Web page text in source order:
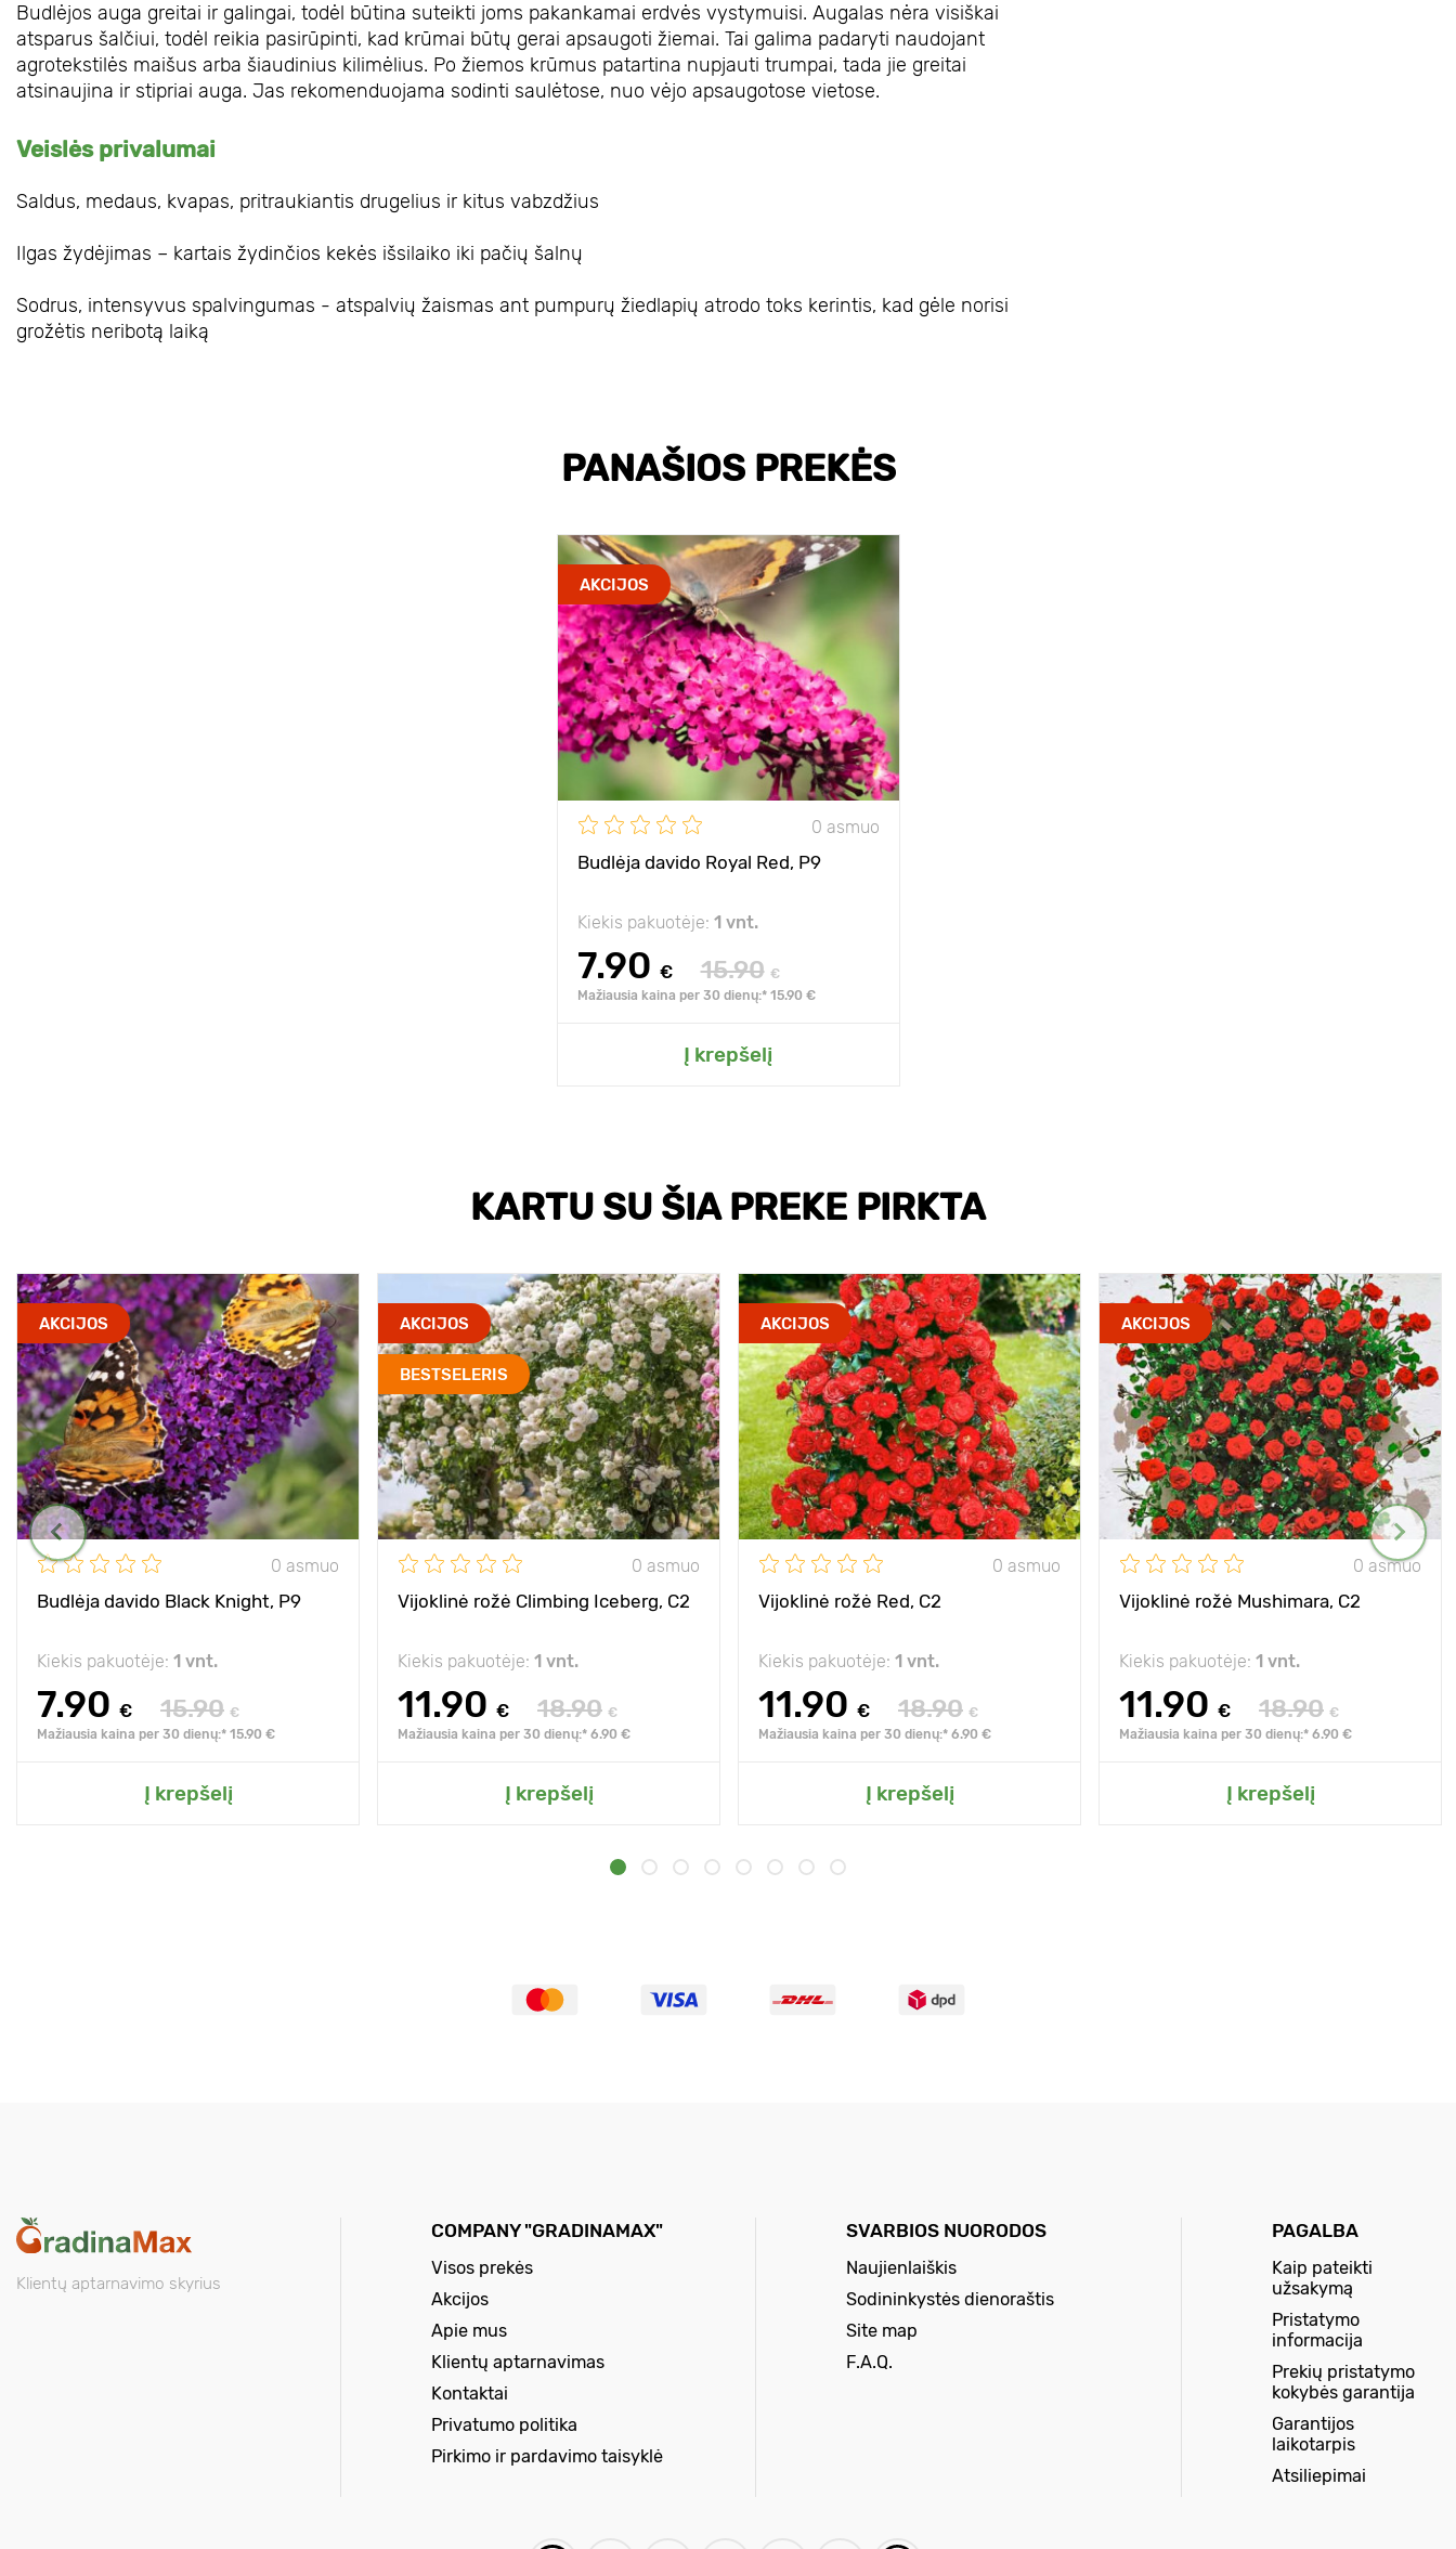
Budlėjos auga greitai ir galingai, todėl būtina suteikti joms pakankamai erdvės vystymuisi. Augalas nėra visiškai
atsparus šalčiui, todėl reikia pasirūpinti, kad krūmai būtų gerai apsaugoti žiemai. Tai galima padaryti naudojant
agrotekstilės maišus arba šiaudinius kilimėlius. Po žiemos krūmus patartina nupjauti trumpai, tada jie greitai
atsinaujina ir stipriai auga. Jas rekomenduojama sodinti saulėtose, nuo vėjo apsaugotose vietose.
Veislės privalumai
Saldus, medaus, kvapas, pritraukiantis drugelius ir kitus vabzdžius
Ilgas žydėjimas – kartais žydinčios kekės išsilaiko iki pačių šalnų
Sodrus, intensyvus spalvingumas - atspalvių žaismas ant pumpurų žiedlapių atrodo toks kerintis, kad gėle norisi
grožėtis neribotą laiką
PANAŠIOS PREKĖS
AKCIJOS
0 asmuo
Budlėja davido Royal Red, P9
Kiekis pakuotėje: 1 vnt.
7.90 € 15.90 €
Mažiausia kaina per 30 dienų:* 15.90 €
Į krepšelį
KARTU SU ŠIA PREKE PIRKTA
AKCIJOS
0 asmuo
Budlėja davido Black Knight, P9
Kiekis pakuotėje: 1 vnt.
7.90 € 15.90 €
Mažiausia kaina per 30 dienų:* 15.90 €
Į krepšelį
AKCIJOS
BESTSELERIS
0 asmuo
Vijoklinė rožė Climbing Iceberg, C2
Kiekis pakuotėje: 1 vnt.
11.90 € 18.90 €
Mažiausia kaina per 30 dienų:* 6.90 €
Į krepšelį
AKCIJOS
0 asmuo
Vijoklinė rožė Red, C2
Kiekis pakuotėje: 1 vnt.
11.90 € 18.90 €
Mažiausia kaina per 30 dienų:* 6.90 €
Į krepšelį
AKCIJOS
0 asmuo
Vijoklinė rožė Mushimara, C2
Kiekis pakuotėje: 1 vnt.
11.90 € 18.90 €
Mažiausia kaina per 30 dienų:* 6.90 €
Į krepšelį
Klientų aptarnavimo skyrius
COMPANY "GRADINAMAX"
Visos prekės
Akcijos
Apie mus
Klientų aptarnavimas
Kontaktai
Privatumo politika
Pirkimo ir pardavimo taisyklė
SVARBIOS NUORODOS
Naujienlaiškis
Sodininkystės dienoraštis
Site map
F.A.Q.
PAGALBA
Kaip pateikti
užsakymą
Pristatymo
informacija
Prekių pristatymo
kokybės garantija
Garantijos
laikotarpis
Atsiliepimai